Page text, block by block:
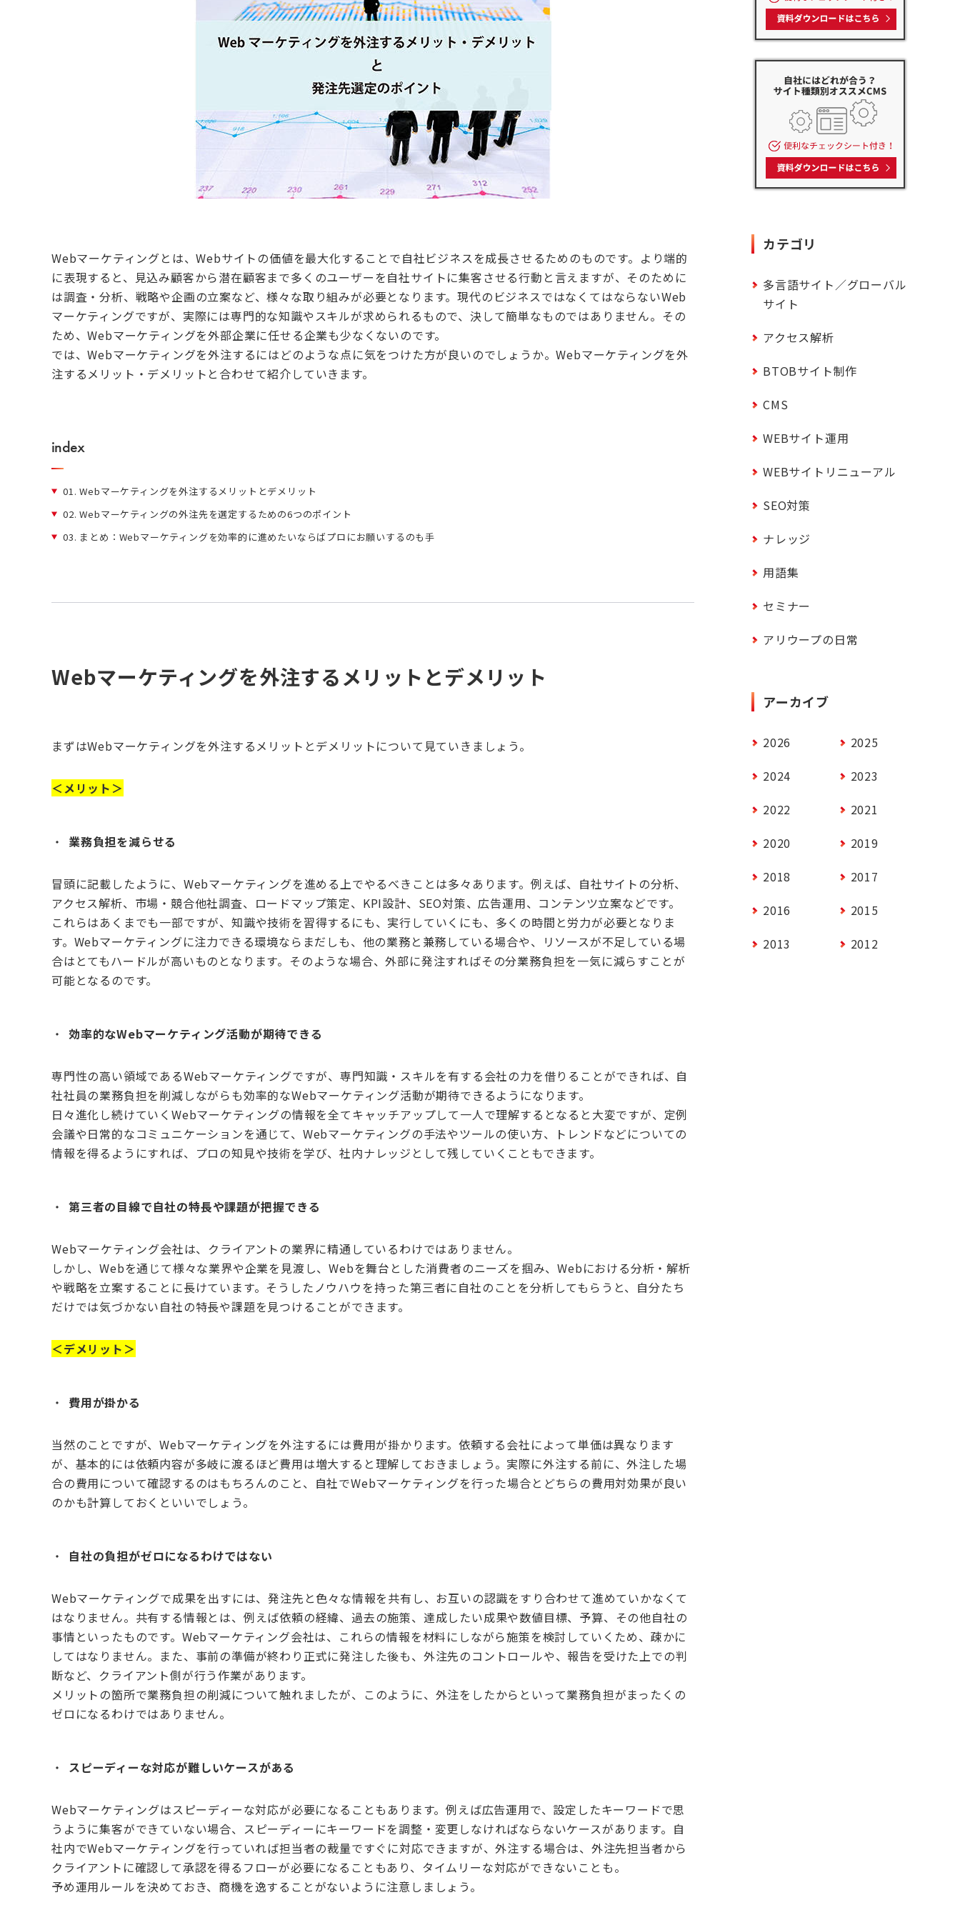
Webマーケティングとは、Webサイトの価値を最大化することで自社ビジネスを成長させるためのものです。より端的
に表現すると、見込み顧客から潜在顧客まで多くのユーザーを自社サイトに集客させる行動と言えますが、そのために
は調査・分析、戦略や企画の立案など、様々な取り組みが必要となります。現代のビジネスではなくてはならないWeb
マーケティングですが、実際には専門的な知識やスキルが求められるもので、決して簡単なものではありません。その
ため、Webマーケティングを外部企業に任せる企業も少なくないのです。
では、Webマーケティングを外注するにはどのような点に気をつけた方が良いのでしょうか。Webマーケティングを外
注するメリット・デメリットと合わせて紹介していきます。
index
01. Webマーケティングを外注するメリットとデメリット
02. Webマーケティングの外注先を選定するための6つのポイント
03. まとめ：Webマーケティングを効率的に進めたいならばプロにお願いするのも手
Webマーケティングを外注するメリットとデメリット
まずはWebマーケティングを外注するメリットとデメリットについて見ていきましょう。
＜メリット＞
業務負担を減らせる
冒頭に記載したように、 Webマーケティングを進める上でやるべきことは多々あります。例えば、自社サイトの分析、
アクセス解析、市場・競合他社調査、ロードマップ策定、 KPI設計、 SEO対策、広告運用、コンテンツ立案などです。
これらはあくまでも一部ですが、知識や技術を習得するにも、実行していくにも、多くの時間と労力が必要となりま
す。 Webマーケティングに注力できる環境ならまだしも、他の業務と兼務している場合や、リソースが不足している場
合はとてもハードルが高いものとなります。そのような場合、外部に発注すればその分業務負担を一気に減らすことが
可能となるのです。
効率的なWebマーケティング活動が期待できる
専門性の高い領域であるWebマーケティングですが、専門知識・スキルを有する会社の力を借りることができれば、自
社社員の業務負担を削減しながらも効率的なWebマーケティング活動が期待できるようになります。
日々進化し続けていく Webマーケティングの情報を全てキャッチアップして一人で理解するとなると大変ですが、定例
会議や日常的なコミュニケーションを通じて、 Webマーケティングの手法やツールの使い方、トレンドなどについての
情報を得るようにすれば、プロの知見や技術を学び、社内ナレッジとして残していくこともできます。
第三者の目線で自社の特長や課題が把握できる
Webマーケティング会社は、クライアントの業界に精通しているわけではありません。
しかし、Webを通じて様々な業界や企業を見渡し、Webを舞台とした消費者のニーズを掴み、Webにおける分析・解析
や戦略を立案することに長けています。そうしたノウハウを持った第三者に自社のことを分析してもらうと、自分たち
だけでは気づかない自社の特長や課題を見つけることができます。
＜デメリット＞
費用が掛かる
当然のことですが、Webマーケティングを外注するには費用が掛かります。依頼する会社によって単価は異なります
が、基本的には依頼内容が多岐に渡るほど費用は増大すると理解しておきましょう。実際に外注する前に、外注した場
合の費用について確認するのはもちろんのこと、自社でWebマーケティングを行った場合とどちらの費用対効果が良い
のかも計算しておくといいでしょう。
自社の負担がゼロになるわけではない
Webマーケティングで成果を出すには、発注先と色々な情報を共有し、お互いの認識をすり合わせて進めていかなくて
はなりません。共有する情報とは、例えば依頼の経緯、過去の施策、達成したい成果や数値目標、予算、その他自社の
事情といったものです。 Webマーケティング会社は、これらの情報を材料にしながら施策を検討していくため、疎かに
してはなりません。また、事前の準備が終わり正式に発注した後も、外注先のコントロールや、報告を受けた上での判
断など、クライアント側が行う作業があります。
メリットの箇所で業務負担の削減について触れましたが、このように、外注をしたからといって業務負担がまったくの
ゼロになるわけではありません。
スピーディーな対応が難しいケースがある
Webマーケティングはスピーディーな対応が必要になることもあります。例えば広告運用で、設定したキーワードで思
うように集客ができていない場合、スピーディーにキーワードを調整・変更しなければならないケースがあります。自
社内でWebマーケティングを行っていれば担当者の裁量ですぐに対応できますが、外注する場合は、外注先担当者から
クライアントに確認して承認を得るフローが必要になることもあり、タイムリーな対応ができないことも。
予め運用ルールを決めておき、商機を逸することがないように注意しましょう。
カテゴリ
多言語サイト／グローバル
サイト
アクセス解析
BTOBサイト制作
CMS
WEBサイト運用
WEBサイトリニューアル
SEO対策
ナレッジ
用語集
セミナー
アリウープの日常
アーカイブ
2026
2025
2024
2023
2022
2021
2020
2019
2018
2017
2016
2015
2013
2012